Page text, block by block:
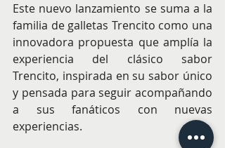
Este nuevo lanzamiento se suma a la
familia de galletas Trencito como una
innovadora propuesta que amplía la
experiencia del clásico sabor
Trencito, inspirada en su sabor único
y pensada para seguir acompañando
a sus fanáticos con nuevas
experiencias.